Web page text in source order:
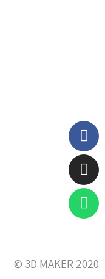
Facebook
Instagram
Whatsapp
3D MAKER 2020 ©